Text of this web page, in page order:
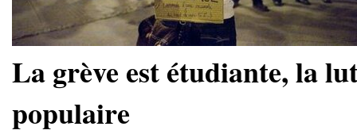
La grève est étudiante, la
populaire